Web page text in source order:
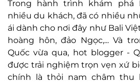
Trong hành trình khám phá
nhiều du khách, đã có nhiều
ái dành cho nơi đây như Bali
hoàng hôn, đảo Ngọc,... Và
Quốc vừa qua, hot blogger -
được trải nghiệm trọn vẹn xứ
chính là thỏi nam châm thu